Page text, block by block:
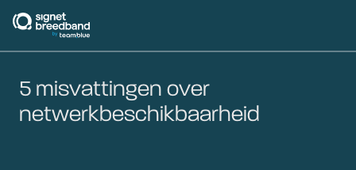
signetbreedband
5 misvattingen over
netwerkbeschikbaarheid